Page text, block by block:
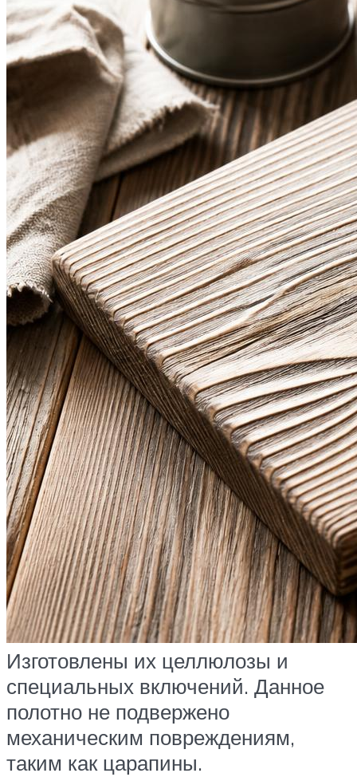
Изготовлены их целлюлозы и
специальных включений. Данное
полотно не подвержено
механическим повреждениям,
таким как царапины.